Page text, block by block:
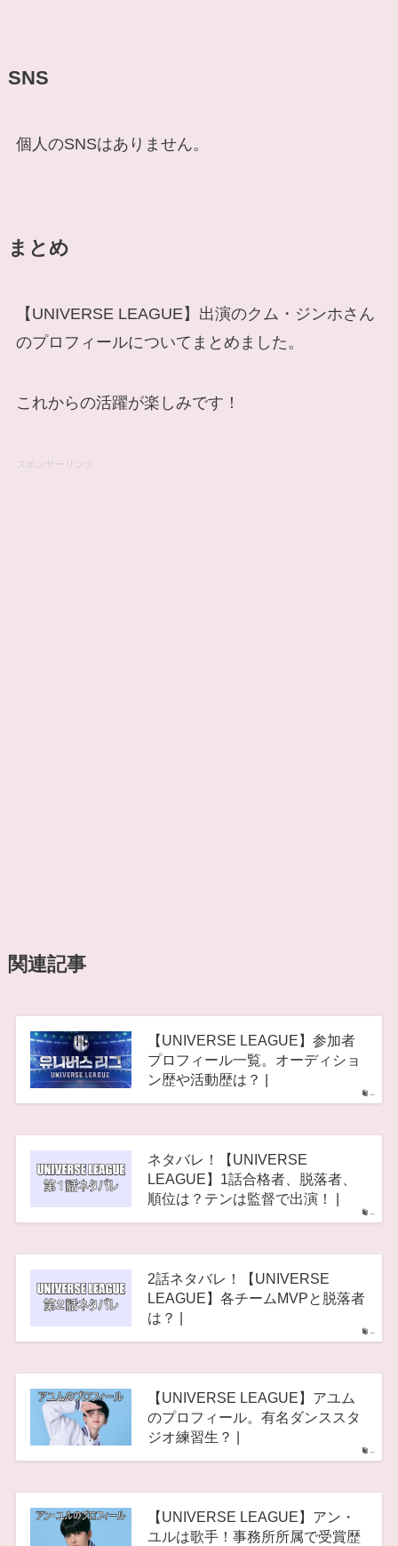
SNS
個人のSNSはありません。
まとめ
【UNIVERSE LEAGUE】出演のクム・ジンホさん
のプロフィールについてまとめました。
これからの活躍が楽しみです！
スポンサーリンク
関連記事
–
【UNIVERSE LEAGUE】参加者
プロフィール一覧。オーディショ
ン歴や活動歴は？ |
–
ネタバレ！【UNIVERSE
LEAGUE】1話合格者、脱落者、
順位は？テンは監督で出演！ |
–
2話ネタバレ！【UNIVERSE
LEAGUE】各チームMVPと脱落者
は？ |
–
【UNIVERSE LEAGUE】アユム
のプロフィール。有名ダンススタ
ジオ練習生？ |
【UNIVERSE LEAGUE】アン・
ユルは歌手！事務所所属で受賞歴